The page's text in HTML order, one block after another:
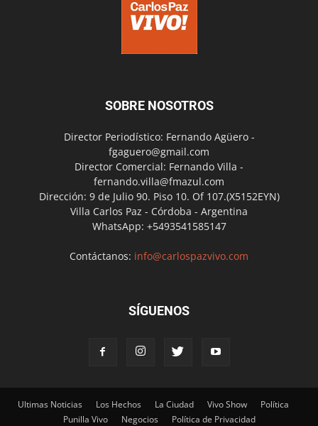
SOBRE NOSOTROS
Director Periodístico: Fernando Agüero -
fgaguero@gmail.com
Director Comercial: Fernando Villa -
fernando.villa@fmazul.com
Dirección: 9 de Julio 90. Piso 10. Of 107.(X5152EYN)
Villa Carlos Paz - Córdoba - Argentina
WhatsApp: +5493541585147
Contáctanos: info@carlospazvivo.com
SÍGUENOS
Ultimas Noticias Los Hechos La Ciudad Vivo Show
Política
Punilla Vivo
Negocios Política de Privacidad